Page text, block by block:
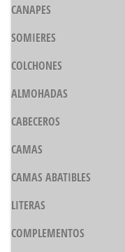
CANAPES
SOMIERES
COLCHONES
ALMOHADAS
CABECEROS
CAMAS
CAMAS ABATIBLES
LITERAS
COMPLEMENTOS